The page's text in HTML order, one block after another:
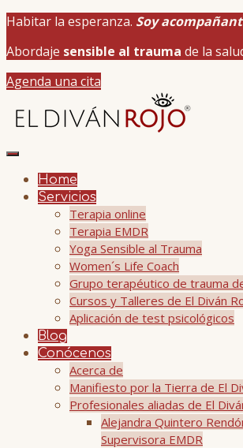
Habitar la esperanza. Soy
Abordaje sensible al trauma de la
Agenda una cita
Home
Servicios
Terapia online
Terapia EMDR
Yoga Sensible al Trauma
Women´s Life Coach
Grupo terapéutico de trauma
Cursos y Talleres de El Diván
Aplicación de test psicológicos
Blog
Conócenos
Acerca de
Manifiesto por la Tierra de El
Profesionales aliadas de El
Alejandra Quintero
Supervisora EMDR